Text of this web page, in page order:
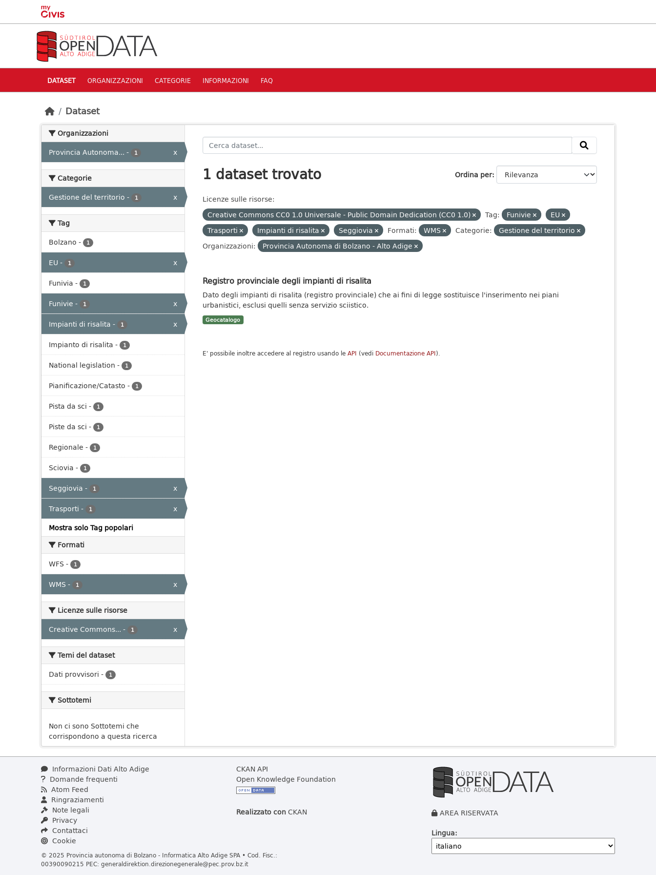
Skip to main content
DATASET ORGANIZZAZIONI CATEGORIE INFORMAZIONI FAQ
Dataset
Organizzazioni
Provincia Autonoma... - 1 x
Categorie
Gestione del territorio - 1 x
Tag
Bolzano - 1
EU - 1
x
Funivia - 1
Funivie - 1
x
Impianti di risalita - 1
x
Impianto di risalita - 1
National legislation - 1
Pianificazione/Catasto - 1
Pista da sci - 1
Piste da sci - 1
Regionale - 1
Sciovia - 1
Seggiovia - 1
x
Trasporti - 1
x
Mostra solo Tag popolari
Formati
WFS - 1
WMS - 1 x
Licenze sulle risorse
Creative Commons... - 1 x
Temi del dataset
Dati provvisori - 1
Sottotemi
Non ci sono Sottotemi che
corrispondono a questa ricerca
Ordina per
1 dataset trovato
Licenze sulle risorse:
Creative Commons CC0 1.0 Universale - Public Domain Dedication (CC0 1.0)
Tag: Funivie
EU
Trasporti
Impianti di risalita Seggiovia Formati: WMS Categorie:
Gestione del territorio
Organizzazioni:
Provincia Autonoma di Bolzano - Alto Adige
Registro provinciale degli impianti di risalita
Dato degli impianti di risalita (registro provinciale) che ai fini di legge sostituisce l'inserimento nei piani
urbanistici, esclusi quelli senza servizio sciistico.
Geocatalogo
E' possibile inoltre accedere al registro usando le API (vedi Documentazione API).
Informazioni Dati Alto Adige
Domande frequenti
Atom Feed
Ringraziamenti
Note legali
Privacy
Contattaci
Cookie
© 2025 Provincia autonoma di Bolzano - Informatica Alto Adige SPA • Cod. Fisc.:
00390090215 PEC: generaldirektion.direzionegenerale@pec.prov.bz.it
CKAN API
Open Knowledge Foundation
Realizzato conCKAN
AREA RISERVATA
Lingua